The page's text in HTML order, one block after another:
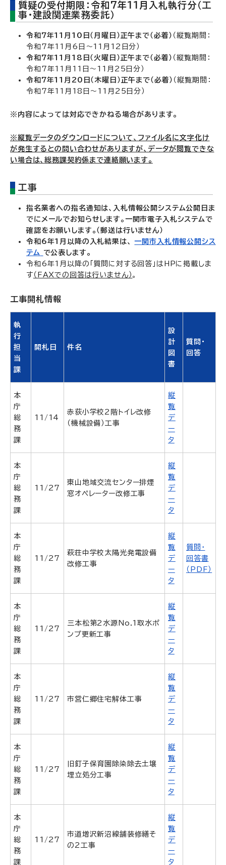
質疑の受付期限：令和7年11月入札執行分（工
事・建設関連業務委託）
令和7年11月10日（月曜日）正午まで（必着） （縦覧期間：
令和7年11月6日～11月12日分）
令和7年11月18日（火曜日）正午まで（必着） （縦覧期間：
令和7年11月11日～11月25日分）
令和7年11月20日（木曜日）正午まで（必着） （縦覧期間：
令和7年11月18日～11月25日分）
※内容によっては対応できかねる場合があります。
※縦覧データのダウンロードについて、ファイル名に文字化け
が発生するとの問い合わせがありますが、データが閲覧できな
い場合は、総務課契約係まで連絡願います。
工事
指名業者への指名通知は、入札情報公開システム公開日ま
でにメールでお知らせします。一関市電子入札システムで
確認をお願いします。（郵送は行いません）
令和6年1月以降の入札結果は、
一関市入札情報公開シス
テム
で公表します。
令和6年1月以降の「質問に対する回答」はHPに掲載しま
す （FAXでの回答は行いません） 。
工事開札情報
執
行
担
当
課
開札日 件名
設
計
図
書
質問・
回答
本
庁
総
務
課
11/14
赤荻小学校2階トイレ改修
（機械設備）工事
縦
覧
デ
ー
タ
本
庁
総
務
課
11/27
東山地域交流センター排煙
窓オペレーター改修工事
縦
覧
デ
ー
タ
本
庁
総
務
課
11/27
萩荘中学校太陽光発電設備
改修工事
縦
覧
デ
ー
タ
質問・
回答書
（PDF）
本
庁
総
務
課
11/27
三本松第2水源No.1取水ポ
ンプ更新工事
縦
覧
デ
ー
タ
本
庁
総
務
課
11/27 市営仁郷住宅解体工事
縦
覧
デ
ー
タ
本
庁
総
務
課
11/27
旧釘子保育園除染除去土壌
埋立処分工事
縦
覧
デ
ー
タ
本
庁
総
務
課
11/27
市道増沢新沼線舗装修繕そ
の2工事
縦
覧
デ
ー
タ